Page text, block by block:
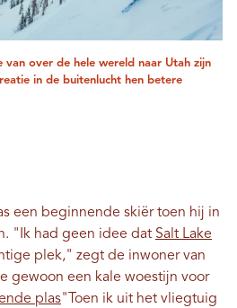
van over de hele wereld naar Utah zijn
in de buitenlucht hen betere
een beginnende skiër toen hij in
"Ik had geen idee dat Salt Lake
plek," zegt de inwoner van
gewoon een kale woestijn voor
plas"Toen ik uit het vliegtuig